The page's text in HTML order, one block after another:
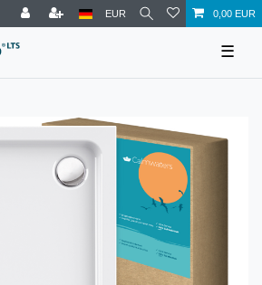
EUR 0,00 EUR
☰